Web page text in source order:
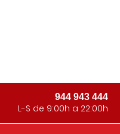
944 943 444
L-S de 9:00h a 22:00h